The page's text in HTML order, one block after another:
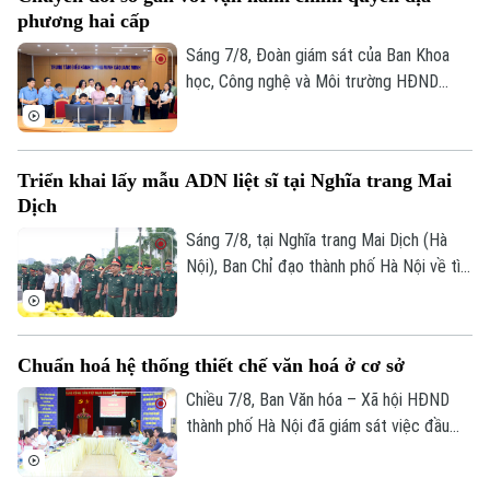
Tư vấn sức khỏe
Bóng đá
Quần vợt
Golf
Giải trí
Tin tức
Sao
Điện ảnh
Âm nhạc
Đã phát sóng
siêu dự án 162.000 tỷ đồng này.
phương hai cấp
Sáng 7/8, Đoàn giám sát của Ban Khoa
học, Công nghệ và Môi trường HĐND
Triển khai lấy mẫu ADN liệt sĩ tại Nghĩa trang Mai
Dịch
Sáng 7/8, tại Nghĩa trang Mai Dịch (Hà
Nội), Ban Chỉ đạo thành phố Hà Nội về tìm
khai công tác lấy mẫu hài cốt liệt sĩ chưa
xác định được thông tin để phục vụ giám
định ADN.
Chuẩn hoá hệ thống thiết chế văn hoá ở cơ sở
Chiều 7/8, Ban Văn hóa – Xã hội HĐND
thành phố Hà Nội đã giám sát việc đầu